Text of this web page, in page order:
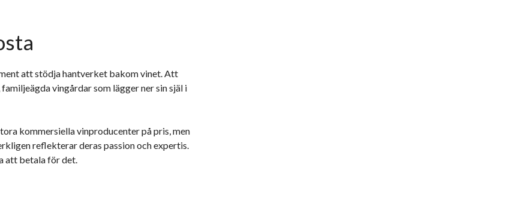
att stödja hantverket bakom vinet. Att
vingårdar som lägger ner sin själ i
kommersiella vinproducenter på pris, men
reflekterar deras passion och expertis.
att betala för det.